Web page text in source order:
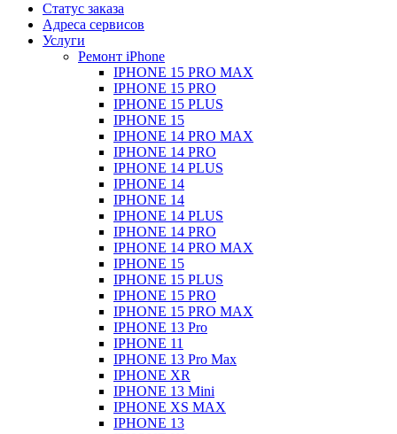
Статус заказа
Адреса сервисов
Услуги
Ремонт iPhone
IPHONE 15 PRO MAX
IPHONE 15 PRO
IPHONE 15 PLUS
IPHONE 15
IPHONE 14 PRO MAX
IPHONE 14 PRO
IPHONE 14 PLUS
IPHONE 14
IPHONE 14
IPHONE 14 PLUS
IPHONE 14 PRO
IPHONE 14 PRO MAX
IPHONE 15
IPHONE 15 PLUS
IPHONE 15 PRO
IPHONE 15 PRO MAX
IPHONE 13 Pro
IPHONE 11
IPHONE 13 Pro Max
IPHONE XR
IPHONE 13 Mini
IPHONE XS MAX
IPHONE 13